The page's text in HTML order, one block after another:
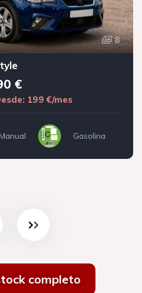
8
€
199 €/mes
Gasolina
completo